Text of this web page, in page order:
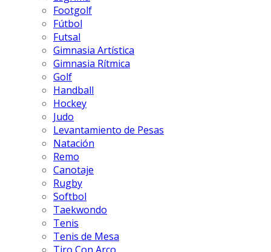
Footgolf
Fútbol
Futsal
Gimnasia Artística
Gimnasia Rítmica
Golf
Handball
Hockey
Judo
Levantamiento de Pesas
Natación
Remo
Canotaje
Rugby
Softbol
Taekwondo
Tenis
Tenis de Mesa